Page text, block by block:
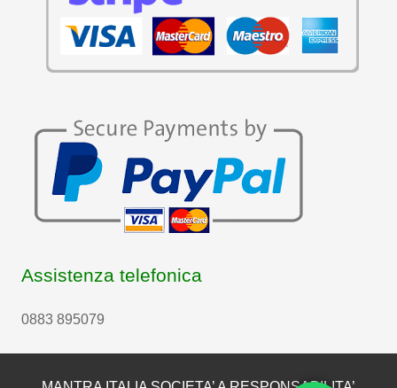
Assistenza telefonica
0883 895079